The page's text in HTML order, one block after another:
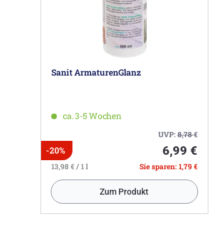
Sanit ArmaturenGlanz
ca. 3-5 Wochen
UVP:8,78€
-20% 6,99 €
13,98 € / 1 l Sie sparen: 1,79 €
Zum Produkt